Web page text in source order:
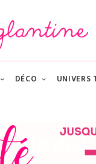
DÉCO UNIVERS